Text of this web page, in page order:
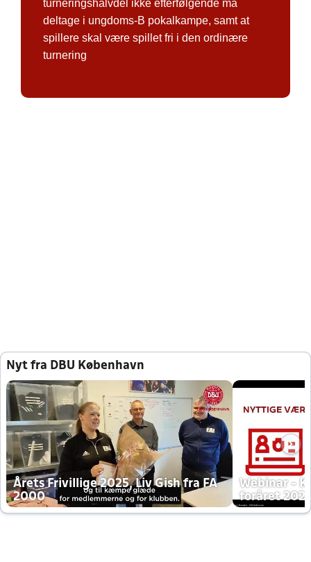
turneringshalvdel ikke efterfølgende må
deltage i ungdoms-B pokalkampe, samt at
spillere skal være spillet fri i den ordinære
turnering
Nyt fra DBU København
Årets Frivillige 2025, Liv Gish fra FA
2000
Webinar -
foråret